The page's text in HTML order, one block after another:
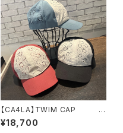
【CA4LA】TWIM CAP キ
¥18,700